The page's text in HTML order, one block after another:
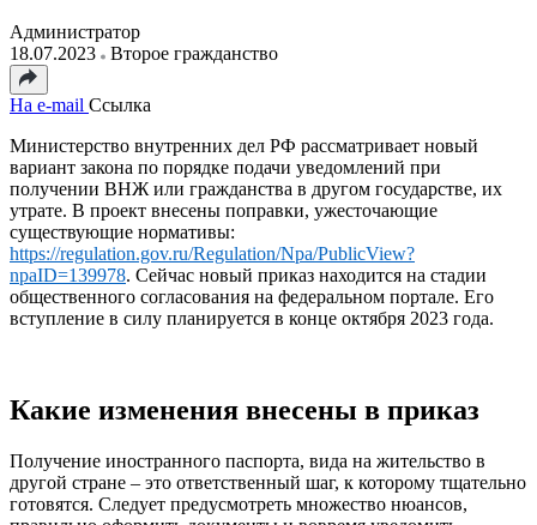
Администратор
18.07.2023
Второе гражданство
На e-mail Ссылка
Министерство внутренних дел РФ рассматривает новый
вариант закона по порядке подачи уведомлений при
получении ВНЖ или гражданства в другом государстве, их
утрате. В проект внесены поправки, ужесточающие
существующие нормативы:
https://regulation.gov.ru/Regulation/Npa/PublicView?
npaID=139978. Сейчас новый приказ находится на стадии
общественного согласования на федеральном портале. Его
вступление в силу планируется в конце октября 2023 года.
Какие изменения внесены в приказ
Получение иностранного паспорта, вида на жительство в
другой стране – это ответственный шаг, к которому тщательно
готовятся. Следует предусмотреть множество нюансов,